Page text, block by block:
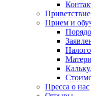
Прием и
Пресса о нас